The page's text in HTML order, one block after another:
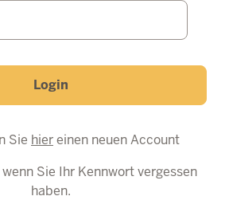
Login
Sie hiereinen neuen Account
wenn Sie Ihr Kennwort vergessen
haben.